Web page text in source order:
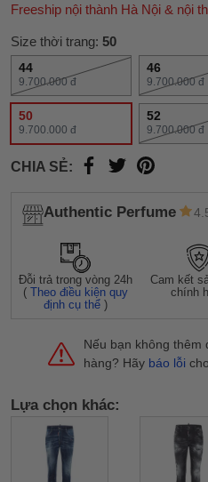
Freeship nội thành Hà Nội & nội
Size thời trang: 50
44
9.700.000 đ
46
9.700.000 đ
50
9.700.000 đ
52
9.700.000 đ
CHIA SẺ:
Authentic Perfume
Đỗi trả trong vòng 24h
(Theo điều kiện quy
định cụ thể )
Cam kết
chính
Nếu bạn không thêm
hàng? Hãy báo lỗi
Lựa chọn khác: